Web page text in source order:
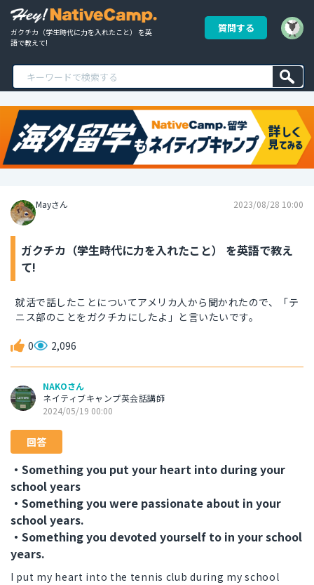
ガクチカ（学生時代に力を入れたこと） を英
語で教えて!
質問する
Mayさん 2023/08/28 10:00
ガクチカ（学生時代に力を入れたこと） を英語で教え
て!
就活で話したことについてアメリカ人から聞かれたので、「テ
ニス部のことをガクチカにしたよ」と言いたいです。
0 2,096
NAKOさん
ネイティブキャンプ英会話講師
2024/05/19 00:00
回答
・Something you put your heart into during your
school years
・Something you were passionate about in your
school years.
・Something you devoted yourself to in your school
years.
I put my heart into the tennis club during my school